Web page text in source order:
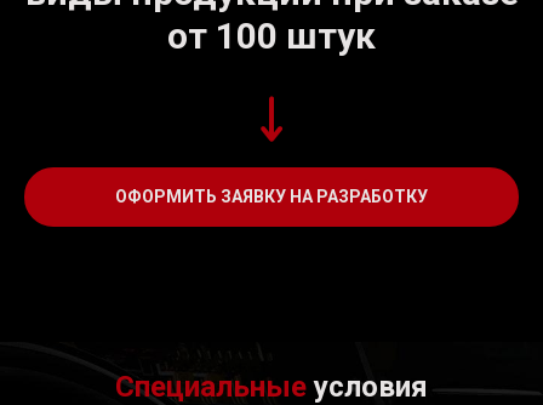
от 100 штук
ОФОРМИТЬ ЗАЯВКУ НА РАЗРАБОТКУ
Специальныеусловия